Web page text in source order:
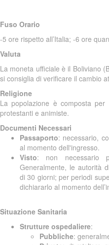
Fuso Orario
-5 ore rispetto all’Italia; -6 ore
Valuta
La moneta ufficiale è il Boliviano
si consiglia di verificare il cambio
Religione
La popolazione è composta
protestanti e animiste.
Documenti Necessari
Passaporto: necessario,
al momento dell'ingresso.
Visto: non necessario
Generalmente, le autorità
di 30 giorni; per periodi
dichiararlo al momento
Situazione Sanitaria
Strutture ospedaliere:
Pubbliche: